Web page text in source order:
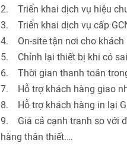
2. Triển khai dịch vụ hiệu
3. Triển khai dịch vụ cấp
4. On-site tận nơi cho khách
5. Chỉnh lại thiết bị khi có
6. Thời gian thanh toán
7. Hỗ trợ khách hàng giao
8. Hỗ trợ khách hàng in lại
9. Giá cả cạnh tranh so với
hàng thân thiết.…